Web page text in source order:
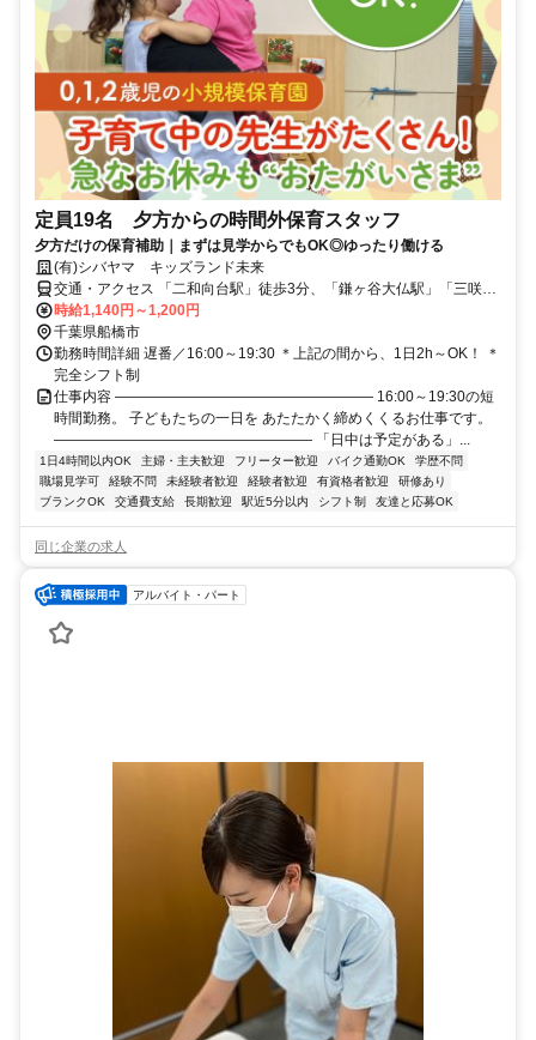
定員19名 夕方からの時間外保育スタッフ
夕方だけの保育補助｜まずは見学からでもOK◎ゆったり働ける
(有)シバヤマ キッズランド未来
交通・アクセス 「二和向台駅」徒歩3分、「鎌ヶ谷大仏駅」「三咲
駅」車で10分
時給1,140円～1,200円
千葉県船橋市
勤務時間詳細 遅番／16:00～19:30 ＊上記の間から、1日2h～OK！ ＊
完全シフト制
仕事内容 ―――――――――――――――――― 16:00～19:30の短
時間勤務。 子どもたちの一日を あたたかく締めくくるお仕事です。
―――――――――――――――――― 「日中は予定がある」...
1日4時間以内OK 主婦・主夫歓迎 フリーター歓迎 バイク通勤OK
学歴不問
職場見学可
経験不問 未経験者歓迎 経験者歓迎 有資格者歓迎
研修あり
ブランクOK
交通費支給 長期歓迎 駅近5分以内 シフト制 友達と応募OK
同じ企業の求人
アルバイト・パート